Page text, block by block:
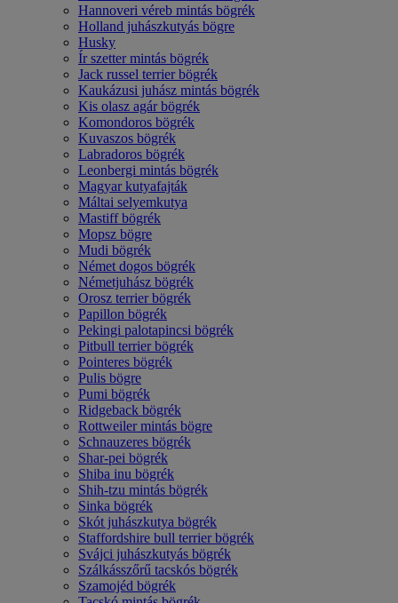
Hannoveri véreb mintás bögrék
Holland juhászkutyás bögre
Husky
Ír szetter mintás bögrék
Jack russel terrier bögrék
Kaukázusi juhász mintás bögrék
Kis olasz agár bögrék
Komondoros bögrék
Kuvaszos bögrék
Labradoros bögrék
Leonbergi mintás bögrék
Magyar kutyafajták
Máltai selyemkutya
Mastiff bögrék
Mopsz bögre
Mudi bögrék
Német dogos bögrék
Németjuhász bögrék
Orosz terrier bögrék
Papillon bögrék
Pekingi palotapincsi bögrék
Pitbull terrier bögrék
Pointeres bögrék
Pulis bögre
Pumi bögrék
Ridgeback bögrék
Rottweiler mintás bögre
Schnauzeres bögrék
Shar-pei bögrék
Shiba inu bögrék
Shih-tzu mintás bögrék
Sinka bögrék
Skót juhászkutya bögrék
Staffordshire bull terrier bögrék
Svájci juhászkutyás bögrék
Szálkásszőrű tacskós bögrék
Szamojéd bögrék